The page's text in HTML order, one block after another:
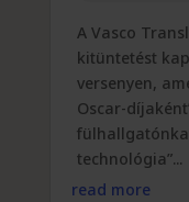
A Vasco
kitüntetést
versenyen,
Oscar-
technológia”...
read more